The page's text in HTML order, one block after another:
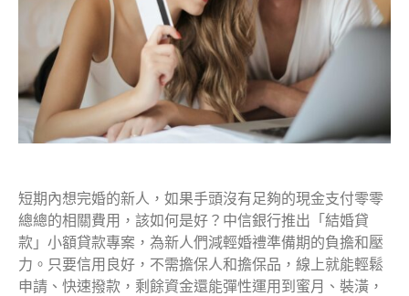
短期內想完婚的新人，如果手頭沒有足夠的現金支付零零
總總的相關費用，該如何是好？中信銀行推出「結婚貸
款」小額貸款專案，為新人們減輕婚禮準備期的負擔和壓
力。只要信用良好，不需擔保人和擔保品，線上就能輕鬆
申請、快速撥款，剩餘資金還能彈性運用到蜜月、裝潢，